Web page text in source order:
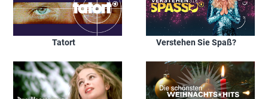
Tatort Verstehen Sie Spaß?